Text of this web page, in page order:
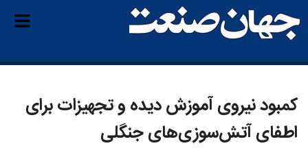
کمبود نیروی آموزش دیده و تجهیزات برای
اطفای آتش‌سوزی‌های جنگلی